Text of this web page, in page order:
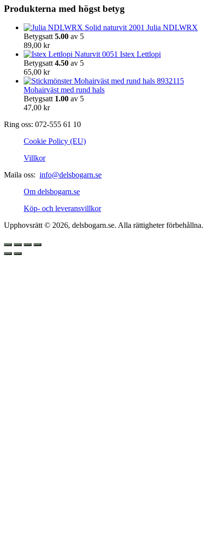
kan
på
produktsidan
Produkterna med högst betyg
Julia NDLWRX
Betygsatt5.00 av 5
89,00 kr
Istex Lettlopi
Betygsatt4.50 av 5
65,00 kr
Mohairväst med rund hals
Betygsatt 1.00 av 5
47,00 kr
Ring oss: 072-555 61 10
Cookie Policy (EU)
Villkor
Maila oss: info@delsbogarn.se
Om delsbogarn.se
Köp- och leveransvillkor
Upphovsrätt © 2026, delsbogarn.se. Alla rättigheter förbehållna.